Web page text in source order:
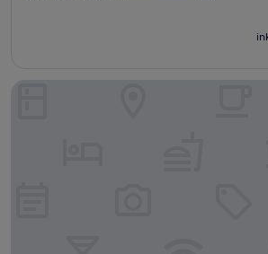
Bewertungen)
Holiday Inn Express Sarasota East - I-75